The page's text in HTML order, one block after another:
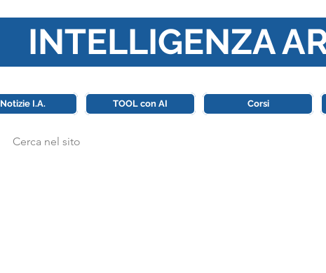
INTELLIGENZA
Notizie I.A. TOOL con AI Corsi